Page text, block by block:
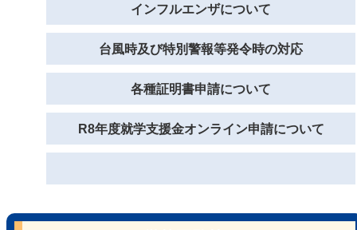
インフルエンザについて
台風時及び特別警報等発令時の対応
各種証明書申請について
R8年度就学支援金オンライン申請について